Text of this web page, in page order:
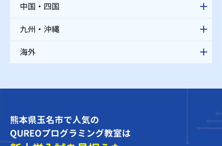
中国・四国
九州・沖縄
海外
熊本県玉名市で人気の
QUREOプログラミング教室は